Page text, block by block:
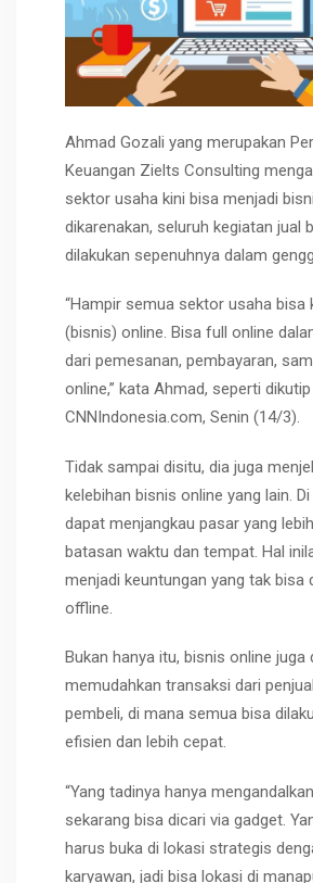
Ahmad Gozali yang merupakan
Keuangan Zielts Consulting
sektor usaha kini bisa menjadi
dikarenakan, seluruh kegiatan jual
dilakukan sepenuhnya dalam
“Hampir semua sektor usaha bisa
(bisnis) online. Bisa full online
dari pemesanan, pembayaran,
online,” kata Ahmad, seperti
CNNIndonesia.com, Senin (14/3).
Tidak sampai disitu, dia juga
kelebihan bisnis online yang lain.
dapat menjangkau pasar yang
batasan waktu dan tempat. Hal
menjadi keuntungan yang tak bisa
offline.
Bukan hanya itu, bisnis online juga
memudahkan transaksi dari
pembeli, di mana semua bisa
efisien dan lebih cepat.
“Yang tadinya hanya
sekarang bisa dicari via gadget.
harus buka di lokasi strategis
karyawan, jadi bisa lokasi di